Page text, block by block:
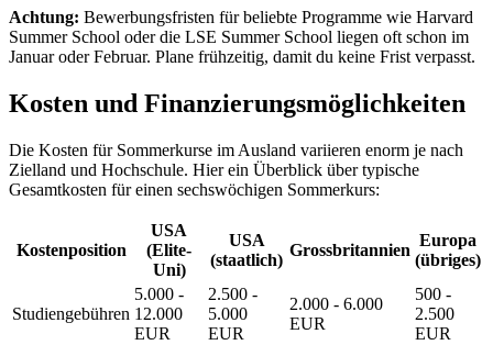
Achtung: Bewerbungsfristen für beliebte Programme wie Harvard
Summer School oder die LSE Summer School liegen oft schon im
Januar oder Februar. Plane frühzeitig, damit du keine Frist verpasst.
Kosten und Finanzierungsmöglichkeiten
Die Kosten für Sommerkurse im Ausland variieren enorm je nach
Zielland und Hochschule. Hier ein Überblick über typische
Gesamtkosten für einen sechswöchigen Sommerkurs:
Kostenposition
USA
(Elite-
Uni)
USA
(staatlich)
Grossbritannien
Europa
(übriges)
Studiengebühren
5.000 -
12.000
EUR
2.500 -
5.000
EUR
2.000 - 6.000
EUR
500 -
2.500
EUR